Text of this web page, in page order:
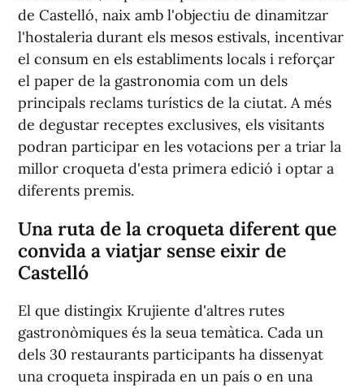
de Castelló, naix amb l'objectiu de dinamitzar
l'hostaleria durant els mesos estivals, incentivar
el consum en els establiments locals i reforçar
el paper de la gastronomia com un dels
principals reclams turístics de la ciutat. A més
de degustar receptes exclusives, els visitants
podran participar en les votacions per a triar la
millor croqueta d'esta primera edició i optar a
diferents premis.
Una ruta de la croqueta diferent que
convida a viatjar sense eixir de
Castelló
El que distingix Krujiente d'altres rutes
gastronòmiques és la seua temàtica. Cada un
dels 30 restaurants participants ha dissenyat
una croqueta inspirada en un país o en una